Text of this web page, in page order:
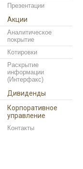
Презентации
Акции
Аналитическое
покрытие
Котировки
Раскрытие
информации
(Интерфакс)
Дивиденды
Корпоративное
управление
Контакты